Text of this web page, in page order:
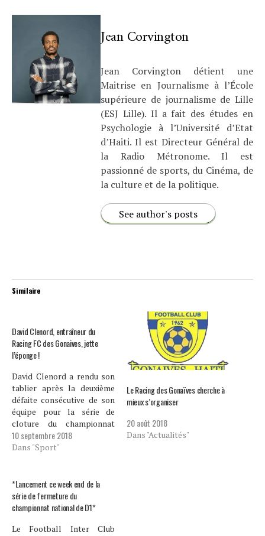
Jean Corvington
Jean Corvington détient une
Maitrise en Journalisme à l’École
supérieure de journalisme de Lille
(ESJ Lille). Il a fait des études en
Psychologie à l’Université d’Etat
d’Haiti. Il est Directeur Général de
la Radio Métronome. Il est
passionné de sports, du Cinéma, de
la culture et de la politique.
See author's posts
Similaire
David Clenord, entraîneur du
Racing FC des Gonaives, jette
l’éponge !
David Clenord a rendu son
tablier après la deuxième
défaite consécutive de son
équipe pour la série de
cloture du championnat
national de D1. (2) Intronisé
à la tête du staff Technique
du Championnat National
D1, David Clénord est…
10 septembre 2018
Dans "Sport"
Le Racing des Gonaïves cherche à
mieux s’organiser
20 août 2018
Dans "Actualités"
*Lancement ce week end de la
série de fermeture du
championnat national de D1*
Le Football Inter Club